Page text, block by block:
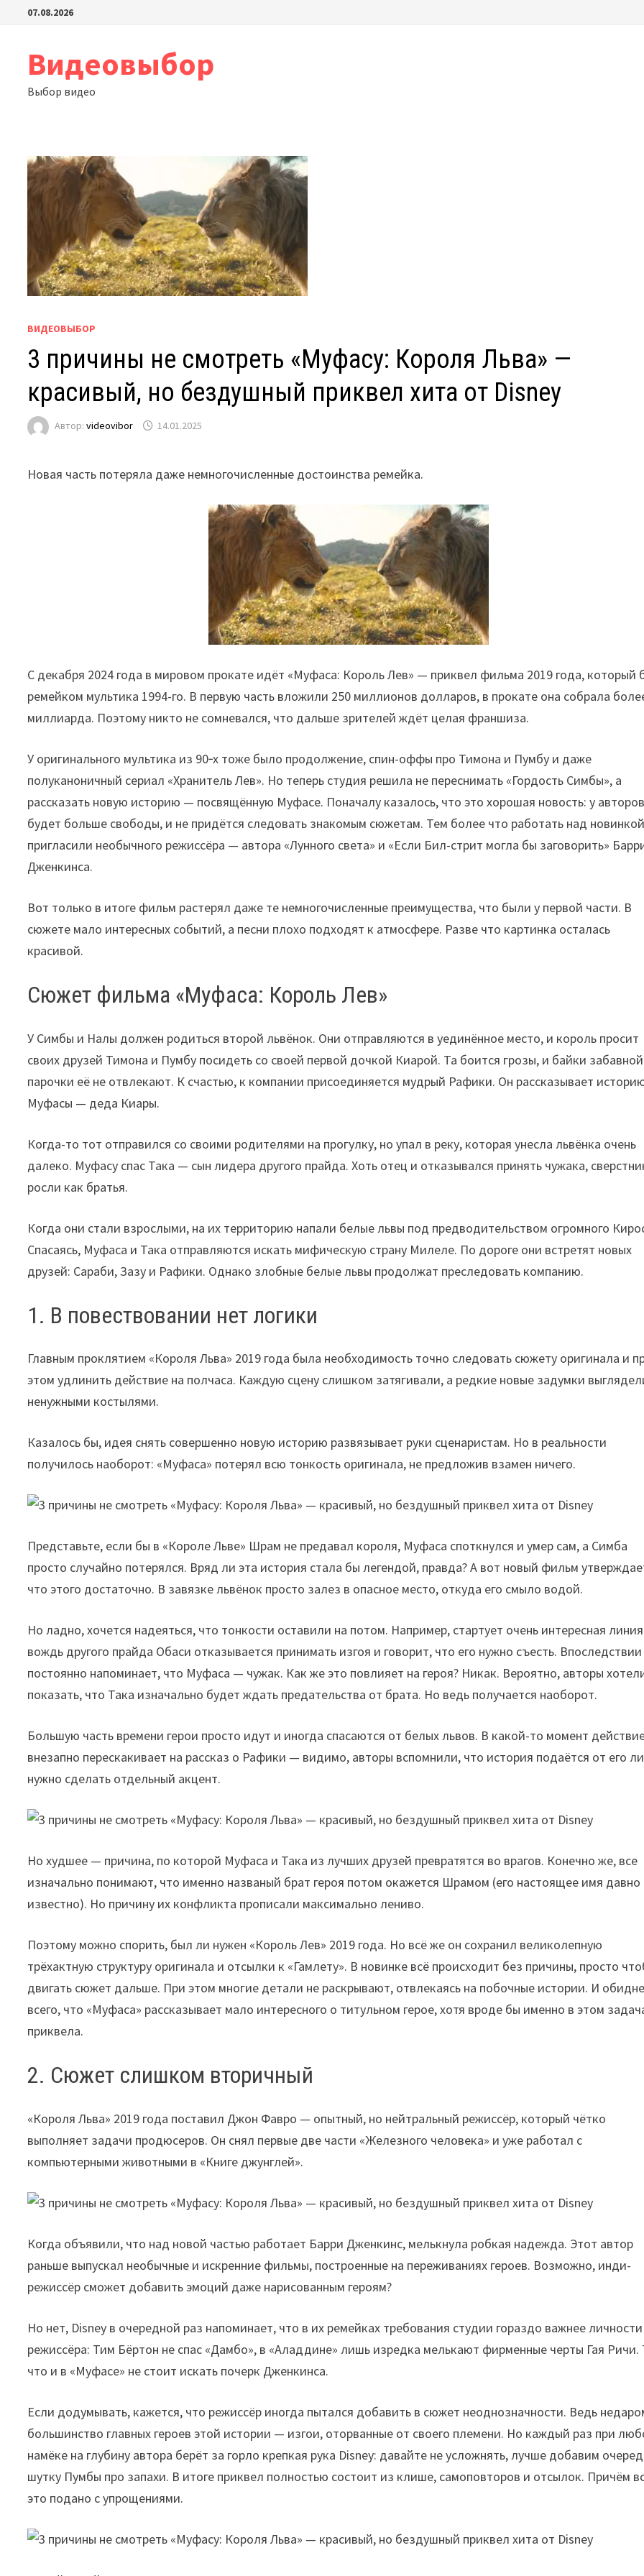
Перейти07.08.2026
Видеовыбор
Выбор видео
ВИДЕОВЫБОР
3 причины не смотреть «Муфасу: Короля Льва» —
красивый, но бездушный приквел хита от Disney
Автор:videovibor 14.01.2025
Новая часть потеряла даже немногочисленные достоинства ремейка.
С декабря 2024 года в мировом прокате идёт «Муфаса: Король Лев» — приквел фильма 2019 года, который
ремейком мультика 1994-го. В первую часть вложили 250 миллионов долларов, в прокате она собрала
миллиарда. Поэтому никто не сомневался, что дальше зрителей ждёт целая франшиза.
У оригинального мультика из 90‑х тоже было продолжение, спин-оффы про Тимона и Пумбу и даже
полуканоничный сериал «Хранитель Лев». Но теперь студия решила не переснимать «Гордость Симбы», а
рассказать новую историю — посвящённую Муфасе. Поначалу казалось, что это хорошая новость: у авторов
будет больше свободы, и не придётся следовать знакомым сюжетам. Тем более что работать над новинкой
пригласили необычного режиссёра — автора «Лунного света» и «Если Бил-стрит могла бы заговорить»
Дженкинса.
Вот только в итоге фильм растерял даже те немногочисленные преимущества, что были у первой части. В
сюжете мало интересных событий, а песни плохо подходят к атмосфере. Разве что картинка осталась
красивой.
Сюжет фильма «Муфаса: Король Лев»
У Симбы и Налы должен родиться второй львёнок. Они отправляются в уединённое место, и король просит
своих друзей Тимона и Пумбу посидеть со своей первой дочкой Киарой. Та боится грозы, и байки забавной
парочки её не отвлекают. К счастью, к компании присоединяется мудрый Рафики. Он рассказывает
Муфасы — деда Киары.
Когда-то тот отправился со своими родителями на прогулку, но упал в реку, которая унесла львёнка очень
далеко. Муфасу спас Така — сын лидера другого прайда. Хоть отец и отказывался принять чужака,
росли как братья.
Когда они стали взрослыми, на их территорию напали белые львы под предводительством огромного
Спасаясь, Муфаса и Така отправляются искать мифическую страну Милеле. По дороге они встретят новых
друзей: Сараби, Зазу и Рафики. Однако злобные белые львы продолжат преследовать компанию.
1. В повествовании нет логики
Главным проклятием «Короля Льва» 2019 года была необходимость точно следовать сюжету оригинала и
этом удлинить действие на полчаса. Каждую сцену слишком затягивали, а редкие новые задумки
ненужными костылями.
Казалось бы, идея снять совершенно новую историю развязывает руки сценаристам. Но в реальности
получилось наоборот: «Муфаса» потерял всю тонкость оригинала, не предложив взамен ничего.
Представьте, если бы в «Короле Льве» Шрам не предавал короля, Муфаса споткнулся и умер сам, а Симба
просто случайно потерялся. Вряд ли эта история стала бы легендой, правда? А вот новый фильм
что этого достаточно. В завязке львёнок просто залез в опасное место, откуда его смыло водой.
Но ладно, хочется надеяться, что тонкости оставили на потом. Например, стартует очень интересная
вождь другого прайда Обаси отказывается принимать изгоя и говорит, что его нужно съесть.
постоянно напоминает, что Муфаса — чужак. Как же это повлияет на героя? Никак. Вероятно, авторы
показать, что Така изначально будет ждать предательства от брата. Но ведь получается наоборот.
Большую часть времени герои просто идут и иногда спасаются от белых львов. В какой-то момент
внезапно перескакивает на рассказ о Рафики — видимо, авторы вспомнили, что история подаётся от его
нужно сделать отдельный акцент.
Но худшее — причина, по которой Муфаса и Така из лучших друзей превратятся во врагов. Конечно же, все
изначально понимают, что именно названый брат героя потом окажется Шрамом (его настоящее имя давно
известно). Но причину их конфликта прописали максимально лениво.
Поэтому можно спорить, был ли нужен «Король Лев» 2019 года. Но всё же он сохранил великолепную
трёхактную структуру оригинала и отсылки к «Гамлету». В новинке всё происходит без причины, просто
двигать сюжет дальше. При этом многие детали не раскрывают, отвлекаясь на побочные истории. И
всего, что «Муфаса» рассказывает мало интересного о титульном герое, хотя вроде бы именно в этом
приквела.
2. Сюжет слишком вторичный
«Короля Льва» 2019 года поставил Джон Фавро — опытный, но нейтральный режиссёр, который чётко
выполняет задачи продюсеров. Он снял первые две части «Железного человека» и уже работал с
компьютерными животными в «Книге джунглей».
Когда объявили, что над новой частью работает Барри Дженкинс, мелькнула робкая надежда. Этот автор
раньше выпускал необычные и искренние фильмы, построенные на переживаниях героев. Возможно, инди-
режиссёр сможет добавить эмоций даже нарисованным героям?
Но нет, Disney в очередной раз напоминает, что в их ремейках требования студии гораздо важнее личности
режиссёра: Тим Бёртон не спас «Дамбо», в «Аладдине» лишь изредка мелькают фирменные черты Гая Ричи.
что и в «Муфасе» не стоит искать почерк Дженкинса.
Если додумывать, кажется, что режиссёр иногда пытался добавить в сюжет неоднозначности. Ведь
большинство главных героев этой истории — изгои, оторванные от своего племени. Но каждый раз при
намёке на глубину автора берёт за горло крепкая рука Disney: давайте не усложнять, лучше добавим
шутку Пумбы про запахи. В итоге приквел полностью состоит из клише, самоповторов и отсылок. Причём
это подано с упрощениями.